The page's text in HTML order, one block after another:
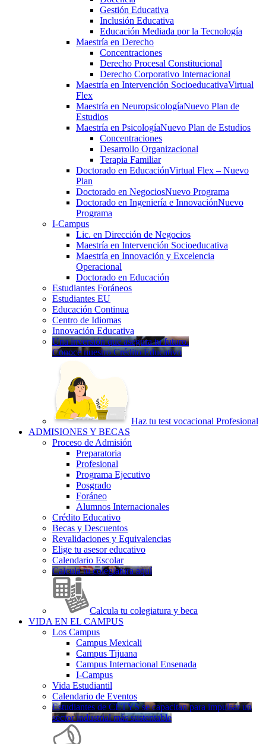
Gestión Educativa
Inclusión Educativa
Educación Mediada por la Tecnología
Maestría en Derecho
Concentraciones
Derecho Procesal Constitucional
Derecho Corporativo Internacional
Maestría en Intervención SocioeducativaVirtual
Flex
Maestría en NeuropsicologíaNuevo Plan de
Estudios
Maestría en PsicologíaNuevo Plan de Estudios
Concentraciones
Desarrollo Organizacional
Terapia Familiar
Doctorado en EducaciónVirtual Flex – Nuevo
Plan
Doctorado en NegociosNuevo Programa
Doctorado en Ingeniería e InnovaciónNuevo
Programa
I-Campus
Lic. en Dirección de Negocios
Maestría en Intervención Socioeducativa
Maestría en Innovación y Excelencia
Operacional
Doctorado en Educación
Estudiantes Foráneos
Estudiantes EU
Educación Continua
Centro de Idiomas
Innovación Educativa
Una inversión que asegura tu futuro.
Conoce nuestro Crédito Educativo
Haz tu test vocacional Profesional
ADMISIONES Y BECAS
Proceso de Admisión
Preparatoria
Profesional
Programa Ejecutivo
Posgrado
Foráneo
Alumnos Internacionales
Crédito Educativo
Becas y Descuentos
Revalidaciones y Equivalencias
Elige tu asesor educativo
Calendario Escolar
Calcula tu colegiatura aquí
Calcula tu colegiatura y beca
VIDA EN EL CAMPUS
Los Campus
Campus Mexicali
Campus Tijuana
Campus Internacional Ensenada
I-Campus
Vida Estudiantil
Calendario de Eventos
Estudiantes de CETYS se capacitan para impulsar un
sector industrial más sustentable